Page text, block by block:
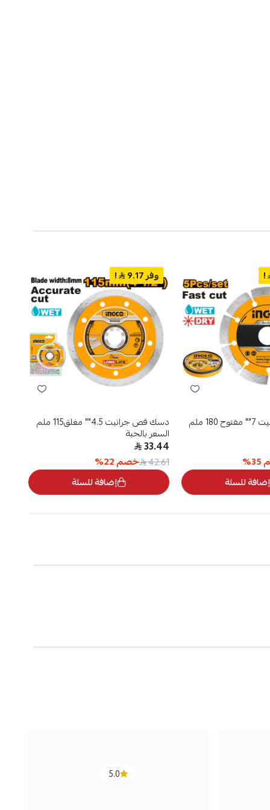
!
دسك قص جرانيت 7"" مفتوح 180 ملم
35
%
إضافة للسلة
وفر 9.17 !
دسك قص جرانيت 4.5"" مغلق115 ملم
السعر بالحبة
33.44
42.61 خصم22
%
إضافة للسلة
5.0